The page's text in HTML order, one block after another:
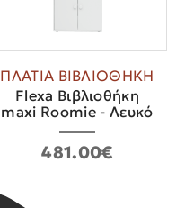
ΠΛΑΤΙΑ ΒΙΒΛΙΟΘΗΚΗ
Flexa Βιβλιοθήκη
maxi Roomie - Λευκό
481.00€